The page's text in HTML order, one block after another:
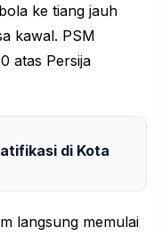
ke tiang jauh
kawal. PSM
atas Persija
di Kota
langsung memulai